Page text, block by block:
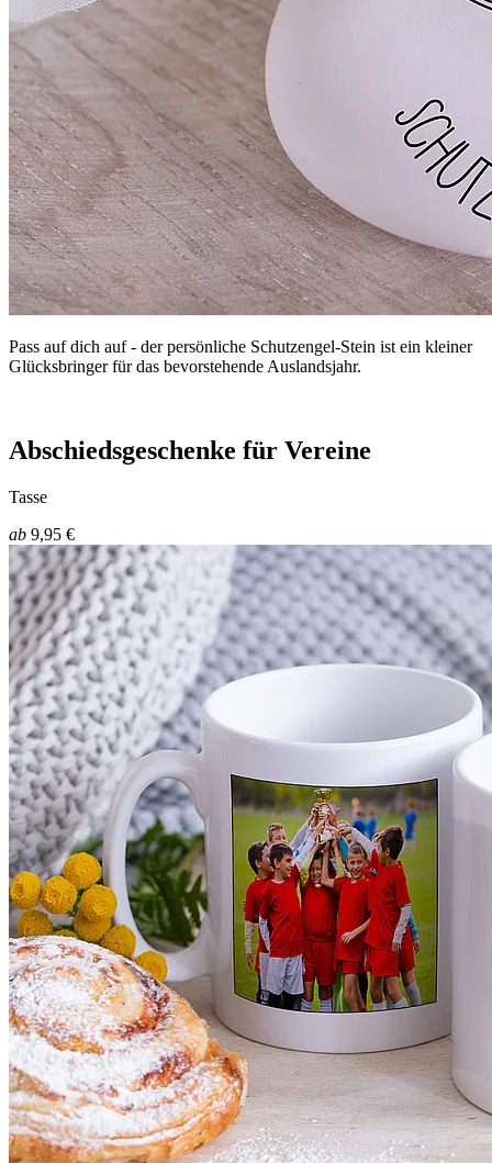
Pass auf dich auf - der persönliche Schutzengel-Stein ist ein kleiner
Glücksbringer für das bevorstehende Auslandsjahr.
Abschiedsgeschenke für Vereine
Tasse
ab 9,95 €